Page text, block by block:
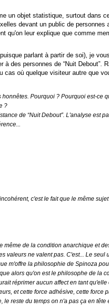
un objet statistique, surtout
devant un public de
qu'on leur explique que comme
parlant à partir de soi), je
personnes de “Nuit
où quelque visiteur autre que
Pourquoi ? Pourquoi est-ce
?
de “Nuit Debout”. L'analyse est
c'est le fait que le même
de la condition anarchique et
ne valent pas. C'est... Le
m'offre la philosophie de Spinoza
alors qu'on est le philosophe de
réprimer aucun affect en tant
et cette force adhésive, cette
reste du temps on n'a pas ça en